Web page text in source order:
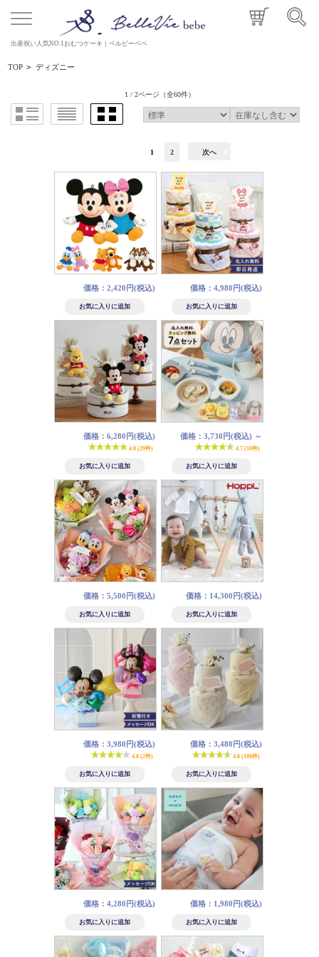
出産祝い人気NO.1おむつケーキ｜ベルビーベベ
TOP > ディズニー
1 / 2ページ （全60件）
1 2 次へ
価格：2,420円(税込) 価格：4,980円(税込)
価格：6,280円(税込)
4.8 (29件)
価格：3,730円(税込) ～
4.7 (10件)
価格：5,500円(税込) 価格：14,300円(税込)
価格：3,980円(税込)
4.0 (2件)
価格：3,480円(税込)
4.6 (100件)
価格：4,280円(税込) 価格：1,980円(税込)